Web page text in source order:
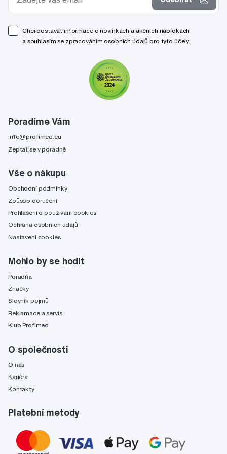
Poradíme Vám
info@profimed.eu
Zeptat se v poradně
Vše o nákupu
Obchodní podmínky
Způsob doručení
Prohlášení o používání cookies
Ochrana osobních údajů
Nastavení cookies
Mohlo by se hodit
Poradňa
Značky
Slovník pojmů
Reklamace a servis
Klub Profimed
O společnosti
O nás
Kariéra
Kontakty
Platební metody
Chci dostávat informace o novinkách a akčních nabídkách
a souhlasím se zpracováním osobních údajů pro tyto účely.